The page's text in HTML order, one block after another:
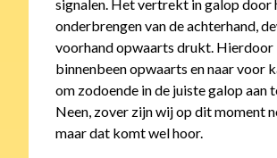
signalen. Het vertrekt in galop door
onderbrengen van de achterhand,
voorhand opwaarts drukt. Hierdoor
binnenbeen opwaarts en naar voor
om zodoende in de juiste galop aan
Neen, zover zijn wij op dit moment
maar dat komt wel hoor.